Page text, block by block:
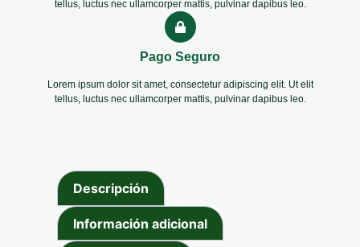
tellus, luctus nec ullamcorper mattis, pulvinar dapibus leo.
Pago Seguro
Lorem ipsum dolor sit amet, consectetur adipiscing elit. Ut elit
tellus, luctus nec ullamcorper mattis, pulvinar dapibus leo.
Descripción
Información adicional